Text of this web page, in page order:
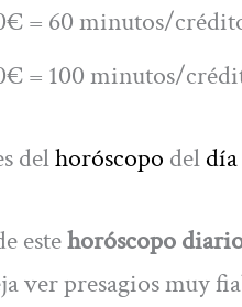
= 60 minutos/
= 100 minutos/
delhoróscopo deldía
estehoróscopo
ver presagios muy